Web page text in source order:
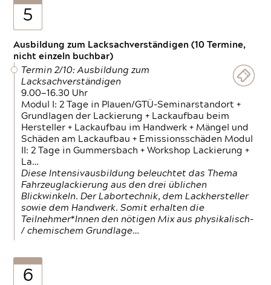
5
Ausbildung zum Lacksachverständigen (10 Termine,
nicht einzeln buchbar)
Termin 2/10: Ausbildung zum
Lacksachverständigen
9.00—16.30 Uhr
Modul I: 2 Tage in Plauen/GTÜ-Seminarstandort +
Grundlagen der Lackierung + Lackaufbau beim
Hersteller + Lackaufbau im Handwerk + Mängel und
Schäden am Lackaufbau + Emissionsschäden Modul
II: 2 Tage in Gummersbach + Workshop Lackierung +
La…
Diese Intensivausbildung beleuchtet das Thema
Fahrzeuglackierung aus den drei üblichen
Blickwinkeln. Der Labortechnik, dem Lackhersteller
sowie dem Handwerk. Somit erhalten die
Teilnehmer*Innen den nötigen Mix aus physikalisch-
/ chemischem Grundlage…
6